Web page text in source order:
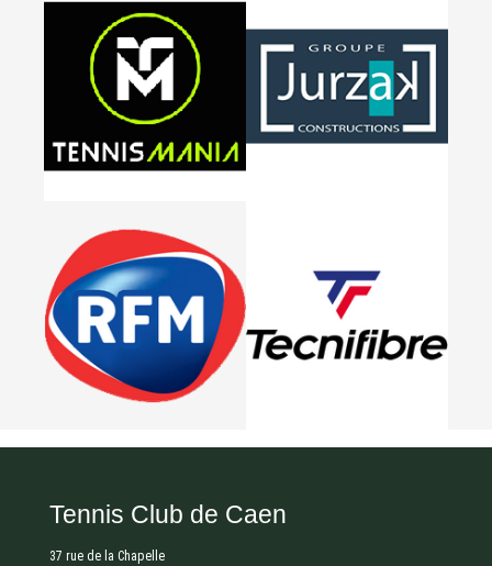
Tennis Club de Caen
37 rue de la Chapelle